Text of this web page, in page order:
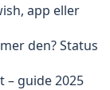
app eller
den? Status
– guide 2025